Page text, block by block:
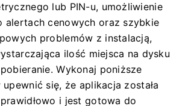
lub PIN-u, umożliwienie
alertach cenowych oraz szybkie
problemów z instalacją,
ilość miejsca na dysku
Wykonaj poniższe
się, że aplikacja została
i jest gotowa do